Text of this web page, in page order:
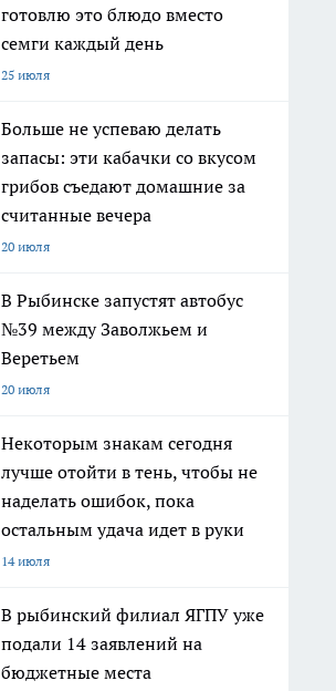
готовлю это блюдо вместо
семги каждый день
25 июля
Больше не успеваю делать
запасы: эти кабачки со вкусом
грибов съедают домашние за
считанные вечера
20 июля
В Рыбинске запустят автобус
№39 между Заволжьем и
Веретьем
20 июля
Некоторым знакам сегодня
лучше отойти в тень, чтобы не
наделать ошибок, пока
остальным удача идет в руки
14 июля
В рыбинский филиал ЯГПУ уже
подали 14 заявлений на
бюджетные места